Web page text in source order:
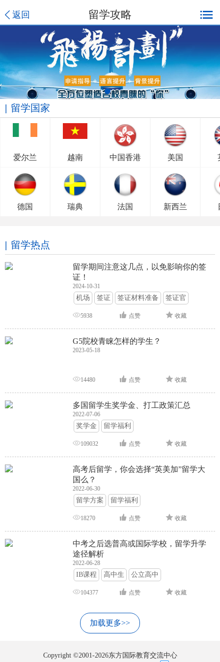
返回 留学攻略
留学国家
爱尔兰 越南 中国香港 美国
德国 瑞典 法国 新西兰
留学热点
留学期间注意这几点，以免影响你的签
证！
2024-10-31
机场 签证 签证材料准备 签证官
签证面试 签证申请攻略
5938 点赞 收藏
G5院校青睐怎样的学生？
2023-05-18
14480 点赞 收藏
多国留学生奖学金、打工政策汇总
2022-07-06
奖学金 留学福利
109032 点赞 收藏
高考后留学，你会选择“英美加”留学大
国么？
2022-06-30
留学方案 留学福利
18270 点赞 收藏
中考之后选普高或国际学校，留学升学
途径解析
2022-06-28
IB课程 高中生 公立高中
104377 点赞 收藏
加载更多>>
Copyright ©2001-2026东方国际教育交流中心